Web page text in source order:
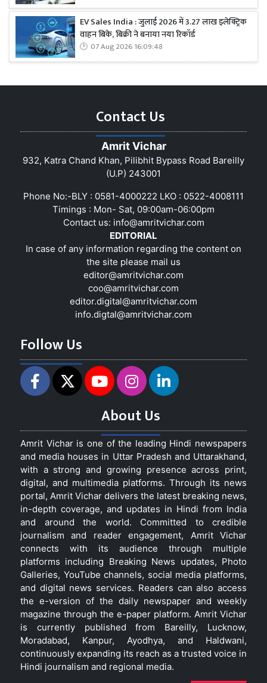
EV Sales India : जुलाई 2026 में 3.27 लाख इलेक्ट्रिक
वाहन बिके, बिक्री ने बनाया नया रिकॉर्ड
07 Aug 2026 16:09:48
Contact Us
Amrit Vichar
932, Katra Chand Khan, Pilibhit Bypass Road Bareilly
(U.P) 243001
Phone No:-BLY : 0581-4000222 LKO : 0522-4008111
Timings : Mon- Sat, 09:00am-06:00pm
Contact us: info@amritvichar.com
EDITORIAL
In case of any information regarding the content on
the site please mail us
editor@amritvichar.com
coo@amritvichar.com
editor.digital@amritvichar.com
info.digtal@amritvichar.com
Follow Us
About Us
Amrit Vichar is one of the leading Hindi newspapers
and media houses in Uttar Pradesh and Uttarakhand,
with a strong and growing presence across print,
digital, and multimedia platforms. Through its news
portal, Amrit Vichar delivers the latest breaking news,
in-depth coverage, and updates in Hindi from India
and around the world. Committed to credible
journalism and reader engagement, Amrit Vichar
connects with its audience through multiple
platforms including Breaking News updates, Photo
Galleries, YouTube channels, social media platforms,
and digital news services. Readers can also access
the e-version of the daily newspaper and weekly
magazine through the e-paper platform. Amrit Vichar
is currently published from Bareilly, Lucknow,
Moradabad, Kanpur, Ayodhya, and Haldwani,
continuously expanding its reach as a trusted voice in
Hindi journalism and regional media.